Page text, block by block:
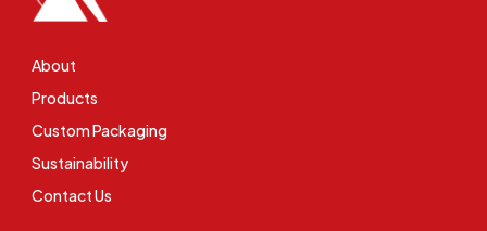
About
Products
Custom Packaging
Sustainability
Contact Us